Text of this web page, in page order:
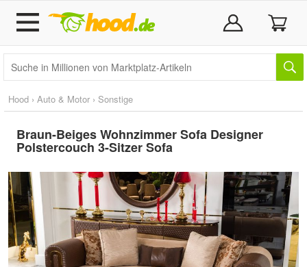
Hood › Auto & Motor › Sonstige
Braun-Beiges Wohnzimmer Sofa Designer
Polstercouch 3-Sitzer Sofa